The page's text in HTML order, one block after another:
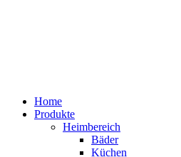
Home
Produkte
Heimbereich
Bäder
Küchen